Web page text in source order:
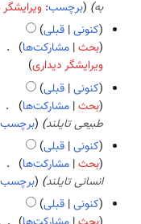
ی
ر
ا
ی
ش
۲
ص
ۀ
و
ی
ر
ا
ی
ش
۲
به
برچسب:
کنونی قبلی
بحث مشارکت‌ها
ب
د
و
ن
ل
ا
ص
ۀ
ویرایشگر دیداری
کنونی قبلی
بحث مشارکت‌ها
طبیعی تایلند
برچسب
س
کنونی قبلی
بحث مشارکت‌ها
انسانی تایلند
برچسب
کنونی قبلی